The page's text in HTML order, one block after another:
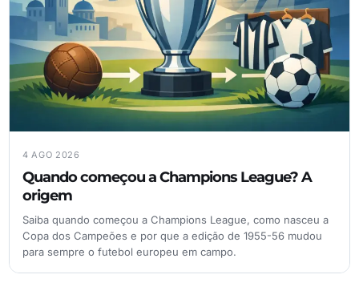
4 AGO 2026
Quando começou a Champions League? A
origem
Saiba quando começou a Champions League, como nasceu a
Copa dos Campeões e por que a edição de 1955-56 mudou
para sempre o futebol europeu em campo.